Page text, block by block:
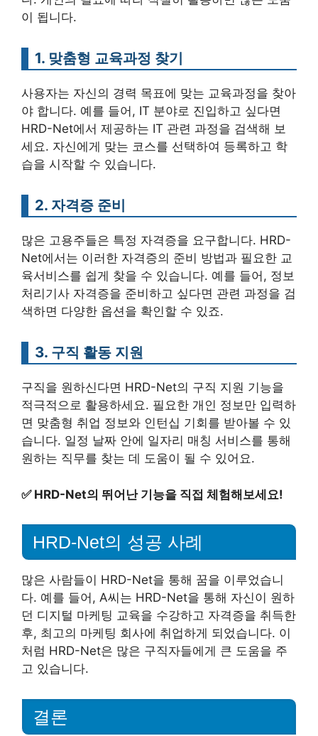
이 됩니다.
1. 맞춤형 교육과정 찾기
사용자는 자신의 경력 목표에 맞는 교육과정을 찾아
야 합니다. 예를 들어, IT 분야로 진입하고 싶다면
HRD-Net에서 제공하는 IT 관련 과정을 검색해 보
세요. 자신에게 맞는 코스를 선택하여 등록하고 학
습을 시작할 수 있습니다.
2. 자격증 준비
많은 고용주들은 특정 자격증을 요구합니다. HRD-
Net에서는 이러한 자격증의 준비 방법과 필요한 교
육서비스를 쉽게 찾을 수 있습니다. 예를 들어, 정보
처리기사 자격증을 준비하고 싶다면 관련 과정을 검
색하면 다양한 옵션을 확인할 수 있죠.
3. 구직 활동 지원
구직을 원하신다면 HRD-Net의 구직 지원 기능을
적극적으로 활용하세요. 필요한 개인 정보만 입력하
면 맞춤형 취업 정보와 인턴십 기회를 받아볼 수 있
습니다. 일정 날짜 안에 일자리 매칭 서비스를 통해
원하는 직무를 찾는 데 도움이 될 수 있어요.
✅ HRD-Net의 뛰어난 기능을 직접 체험해보세요!
HRD-Net의 성공 사례
많은 사람들이 HRD-Net을 통해 꿈을 이루었습니
다. 예를 들어, A씨는 HRD-Net을 통해 자신이 원하
던 디지털 마케팅 교육을 수강하고 자격증을 취득한
후, 최고의 마케팅 회사에 취업하게 되었습니다. 이
처럼 HRD-Net은 많은 구직자들에게 큰 도움을 주
고 있습니다.
결론